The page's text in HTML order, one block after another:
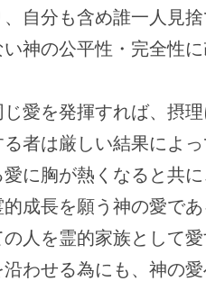
、自分も含め誰一人見
い神の公平性・完全性
愛を発揮すれば、摂
る者は厳しい結果によ
に胸が熱くなると共
的成長を願う神の愛で
人を霊的家族として
わせる為にも、神の